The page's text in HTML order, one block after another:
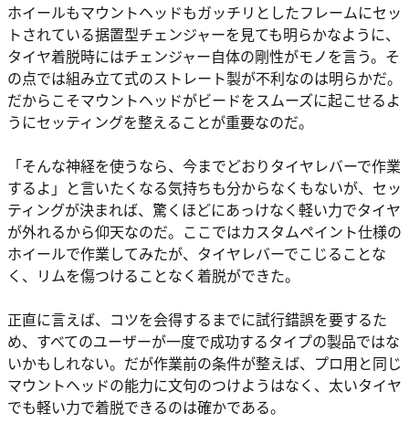
ホイールもマウントヘッドもガッチリとしたフレームにセッ
トされている据置型チェンジャーを見ても明らかなように、
タイヤ着脱時にはチェンジャー自体の剛性がモノを言う。そ
の点では組み立て式のストレート製が不利なのは明らかだ。
だからこそマウントヘッドがビードをスムーズに起こせるよ
うにセッティングを整えることが重要なのだ。
「そんな神経を使うなら、今までどおりタイヤレバーで作業
するよ」と言いたくなる気持ちも分からなくもないが、セッ
ティングが決まれば、驚くほどにあっけなく軽い力でタイヤ
が外れるから仰天なのだ。ここではカスタムペイント仕様の
ホイールで作業してみたが、タイヤレバーでこじることな
く、リムを傷つけることなく着脱ができた。
正直に言えば、コツを会得するまでに試行錯誤を要するた
め、すべてのユーザーが一度で成功するタイプの製品ではな
いかもしれない。だが作業前の条件が整えば、プロ用と同じ
マウントヘッドの能力に文句のつけようはなく、太いタイヤ
でも軽い力で着脱できるのは確かである。